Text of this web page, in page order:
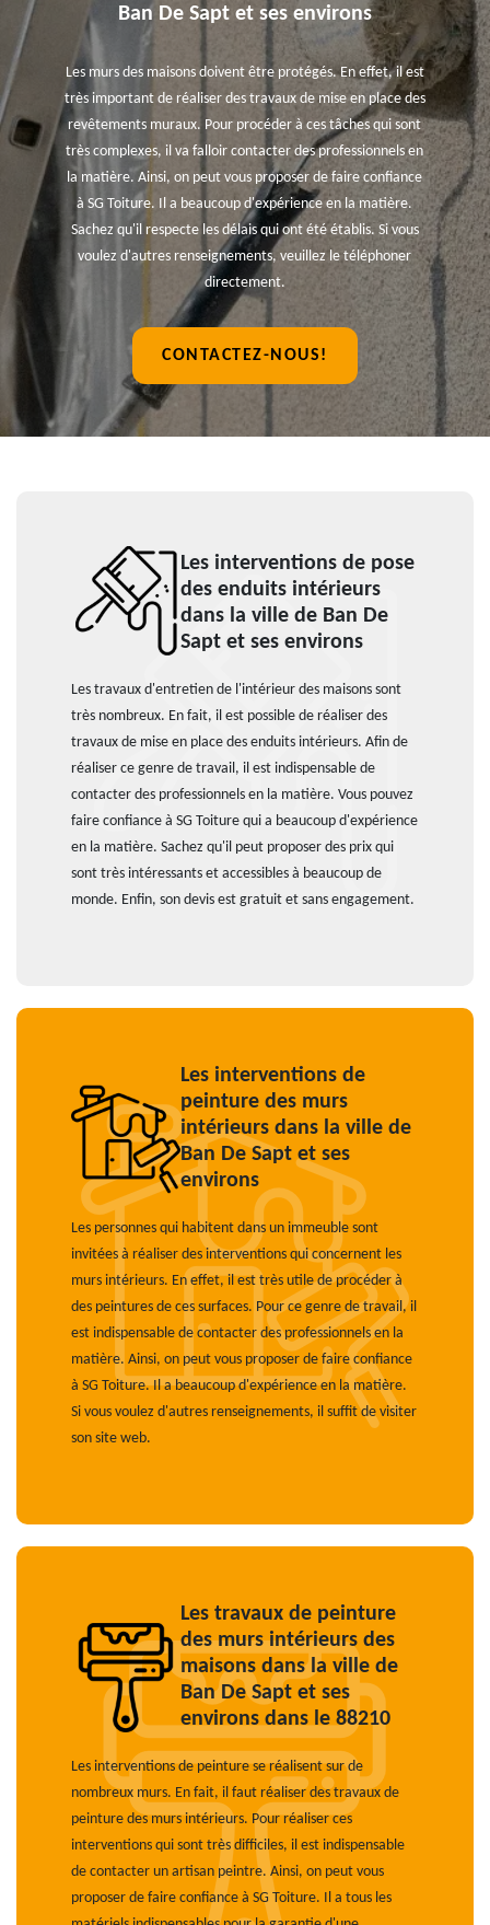
Ban De Sapt et ses environs
Les murs des maisons doivent être protégés. En effet, il est
très important de réaliser des travaux de mise en place des
revêtements muraux. Pour procéder à ces tâches qui sont
très complexes, il va falloir contacter des professionnels en
la matière. Ainsi, on peut vous proposer de faire confiance
à SG Toiture. Il a beaucoup d'expérience en la matière.
Sachez qu'il respecte les délais qui ont été établis. Si vous
voulez d'autres renseignements, veuillez le téléphoner
directement.
CONTACTEZ-NOUS!
Les interventions de pose
des enduits intérieurs
dans la ville de Ban De
Sapt et ses environs
Les travaux d'entretien de l'intérieur des maisons sont
très nombreux. En fait, il est possible de réaliser des
travaux de mise en place des enduits intérieurs. Afin de
réaliser ce genre de travail, il est indispensable de
contacter des professionnels en la matière. Vous pouvez
faire confiance à SG Toiture qui a beaucoup d'expérience
en la matière. Sachez qu'il peut proposer des prix qui
sont très intéressants et accessibles à beaucoup de
monde. Enfin, son devis est gratuit et sans engagement.
Les interventions de
peinture des murs
intérieurs dans la ville de
Ban De Sapt et ses
environs
Les personnes qui habitent dans un immeuble sont
invitées à réaliser des interventions qui concernent les
murs intérieurs. En effet, il est très utile de procéder à
des peintures de ces surfaces. Pour ce genre de travail, il
est indispensable de contacter des professionnels en la
matière. Ainsi, on peut vous proposer de faire confiance
à SG Toiture. Il a beaucoup d'expérience en la matière.
Si vous voulez d'autres renseignements, il suffit de visiter
son site web.
Les travaux de peinture
des murs intérieurs des
maisons dans la ville de
Ban De Sapt et ses
environs dans le 88210
Les interventions de peinture se réalisent sur de
nombreux murs. En fait, il faut réaliser des travaux de
peinture des murs intérieurs. Pour réaliser ces
interventions qui sont très difficiles, il est indispensable
de contacter un artisan peintre. Ainsi, on peut vous
proposer de faire confiance à SG Toiture. Il a tous les